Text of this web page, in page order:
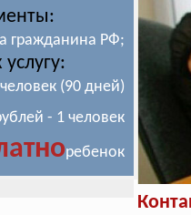
гражданина РФ;
(90 дней)
- 1 человек
ребенок